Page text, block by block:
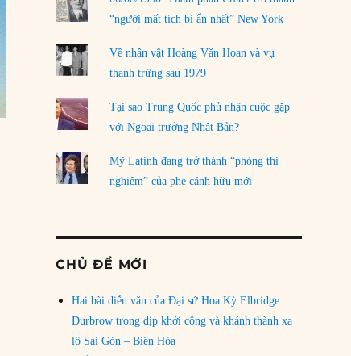
“người mất tích bí ẩn nhất” New York
Về nhân vật Hoàng Văn Hoan và vụ
thanh trừng sau 1979
Tại sao Trung Quốc phủ nhận cuộc gặp
với Ngoại trưởng Nhật Bản?
Mỹ Latinh đang trở thành “phòng thí
nghiệm” của phe cánh hữu mới
CHỦ ĐỀ MỚI
Hai bài diễn văn của Đại sứ Hoa Kỳ Elbridge
Durbrow trong dịp khởi công và khánh thành xa
lộ Sài Gòn – Biên Hòa